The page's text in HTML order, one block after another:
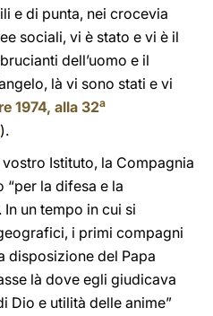
e di punta, nei crocevia
sociali, vi è stato e vi è il
dell’uomo e il
là vi sono stati e vi
1974, alla 32a
).
Istituto, la Compagnia
“per la difesa e la
un tempo in cui si
i primi compagni
disposizione del Papa
là dove egli giudicava
Dio e utilità delle anime”